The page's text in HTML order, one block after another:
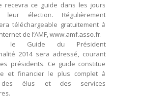
recevra ce guide dans les jours
élection. Régulièrement
téléchargeable gratuitement à
de l’AMF, www.amf.asso.fr.
le Guide du Président
2014 sera adressé, courant
présidents. Ce guide constitue
et financier le plus complet à
des élus et des services